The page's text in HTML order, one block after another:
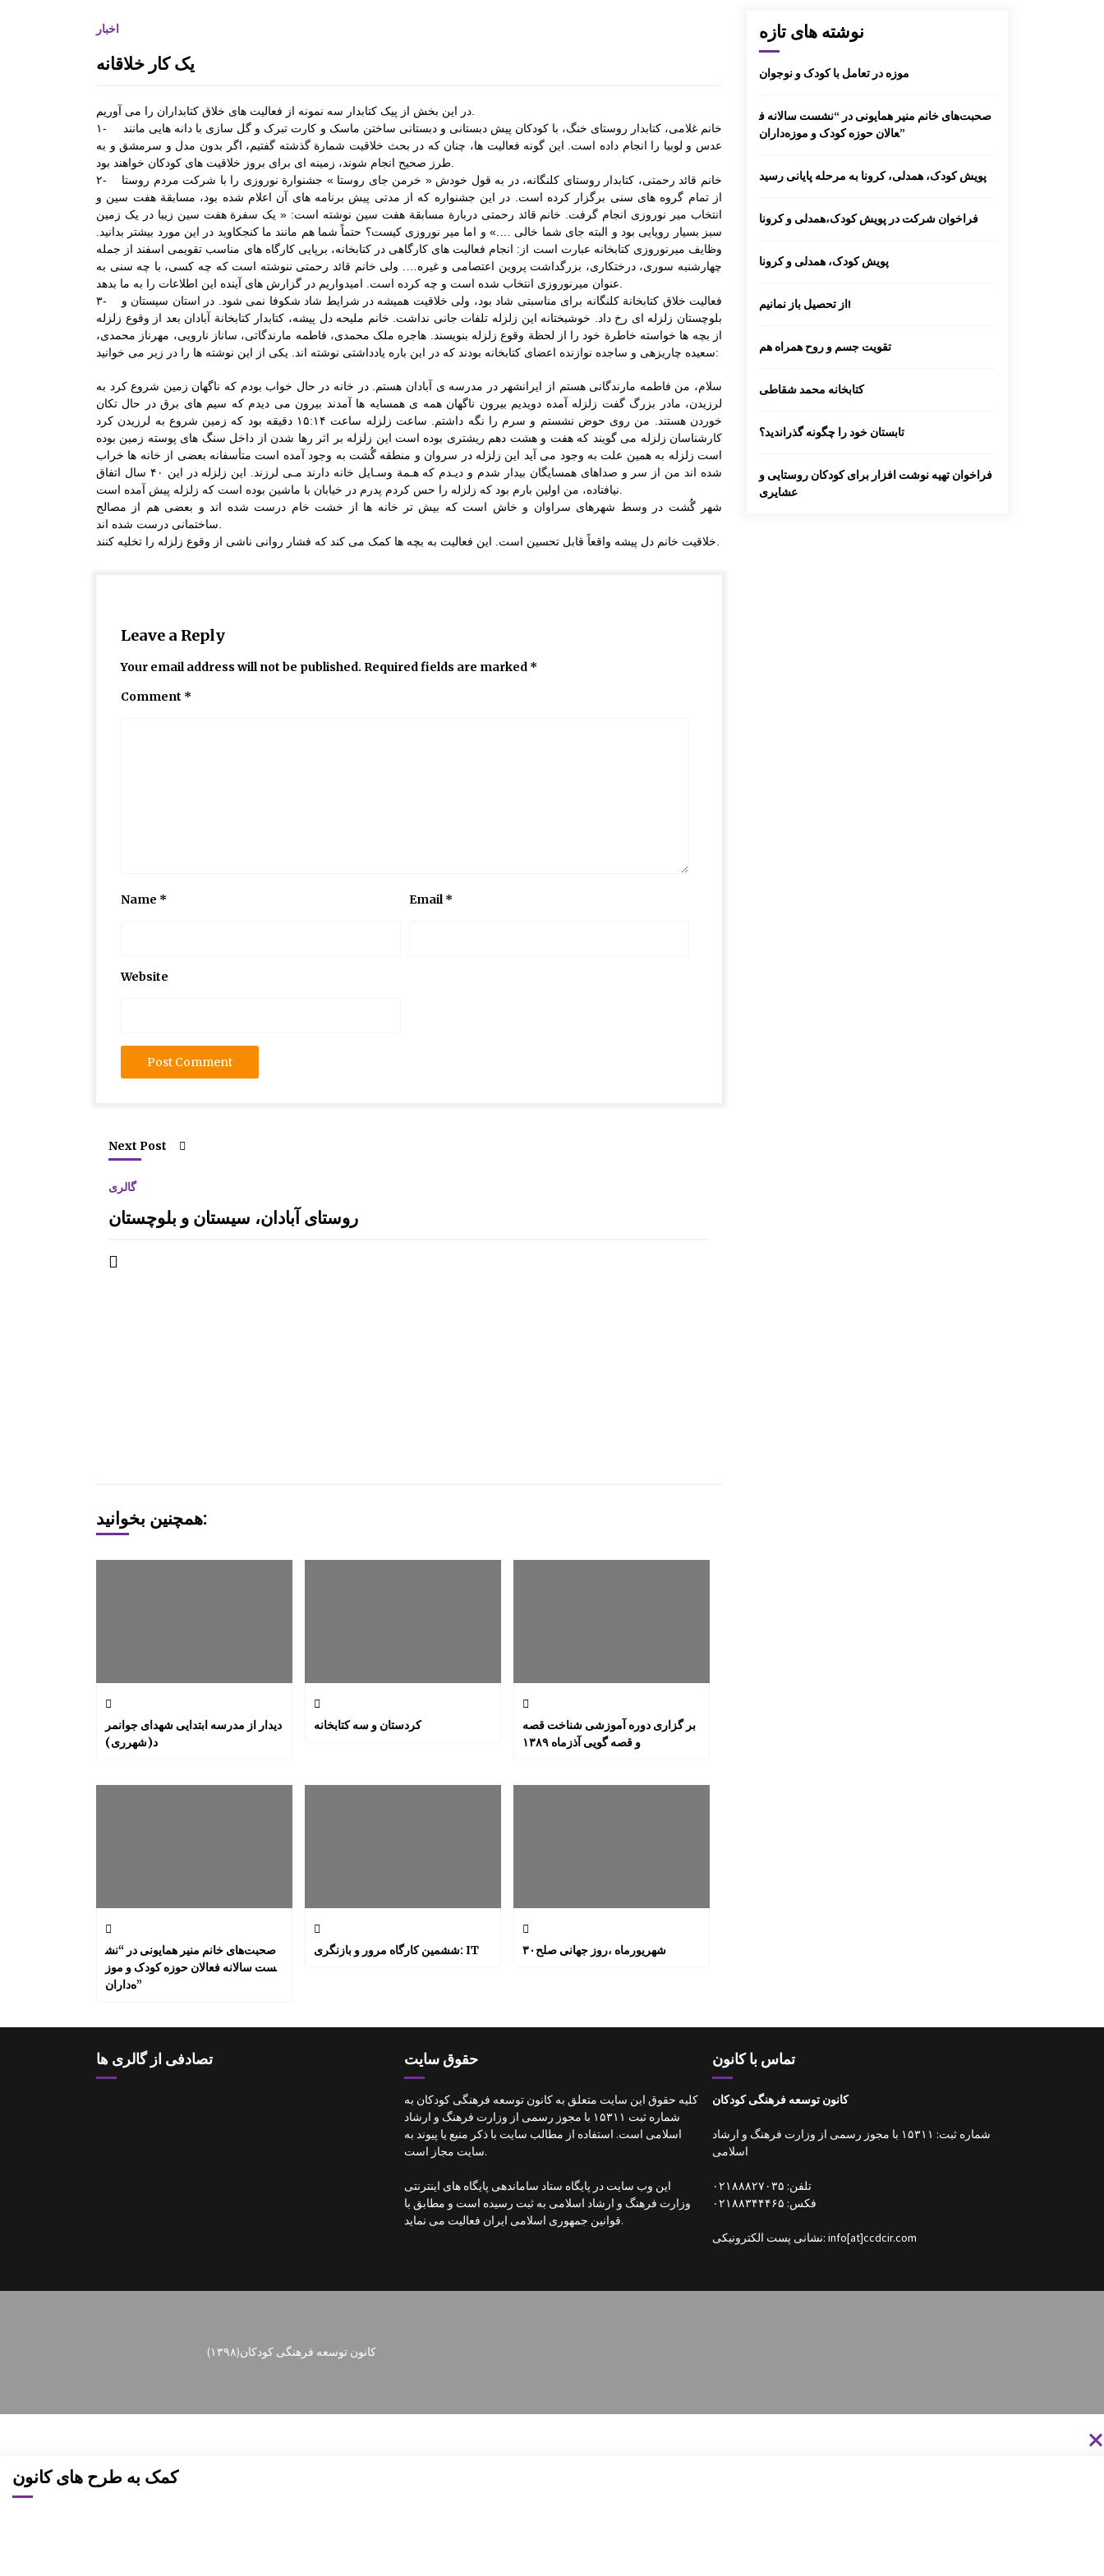
چهاردهمین کتابخانۀ روستایی کانون توس
عه راه افتاد
علی اکبر امیر خوئی برگزیده مسابقات
علمی کاربردی از مراکز آموزشی خراس
ان جنوبی مسابقات کشوری
گزارش سفر لرستان
برگزاری کارگاه ترویج خواندن
گزارش برگزاری کارگاه های کانون توس
عه فرهنگی کودکان
– فرهنگی در روستا
بر گزاری دوره آموزشی شناخت قصه و
قصه گویی آذزماه ۱۳۸۹
نمایشگاه نقاشی روی سفال به نفع کانو
ن
انتخاب عضو کتابخانه کلنگانه بعنوان کتاب
دار نمونه
اخبار
یک کار خلاقانه
۱- خانم غلامی، کتابدار روستای خنگ، با کودکان پیش دبستانی و دبستانی ساختن ماسک و کارت تبرک و گل سازی با دانه هایی مانند
عدس و لوبیا را انجام داده است. این گونه فعالیت ها، چنان که در بحث خلاقیت شمارة گذشته گفتیم، اگر بدون مدل و سرمشق و به
۲- خانم قائد رحمتی، کتابدار روستای کلنگانه، در به قول خودش « خرمن جای روستا » جشنوارة نوروزی را با شرکت مردم روستا
از تمام گروه های سنی برگزار کرده است. در این جشنواره که از مدتی پیش برنامه های آن اعلام شده بود، مسابقة هفت سین و
انتخاب میر نوروزی انجام گرفت. خانم قائد رحمتی دربارة مسابقة هفت سین نوشته است: « یک سفرة هفت سین زیبا در یک زمین
سبز بسیار رویایی بود و البته جای شما خالی ….» و اما میر نوروزی کیست؟ حتماً شما هم مانند ما کنجکاوید در این مورد بیشتر بدانید.
وظایف میرنوروزی کتابخانه عبارت است از: انجام فعالیت های کارگاهی در کتابخانه، برپایی کارگاه های مناسب تقویمی اسفند از جمله
چهارشنبه سوری، درختکاری، بزرگداشت پروین اعتصامی و غیره…. ولی خانم قائد رحمتی ننوشته است که چه کسی، با چه سنی به
۳- فعالیت خلاق کتابخانة کلنگانه برای مناسبتی شاد بود، ولی خلاقیت همیشه در شرایط شاد شکوفا نمی شود. در استان سیستان و
بلوچستان زلزله ای رخ داد. خوشبختانه این زلزله تلفات جانی نداشت. خانم ملیحه دل پیشه، کتابدار کتابخانة آبادان بعد از وقوع زلزله
از بچه ها خواسته خاطرة خود را از لحظة وقوع زلزله بنویسند. هاجره ملک محمدی، فاطمه مارندگاتی، ساناز نارویی، مهرناز محمدی،
سعیده چاریزهی و ساجده نوازنده اعضای کتابخانه بودند که در این باره یادداشتی نوشته اند. یکی از این نوشته ها را در زیر می خوانید:
سلام، من فاطمه مارندگانی هستم از ایرانشهر در مدرسه ی آبادان هستم. در خانه در حال خواب بودم که ناگهان زمین شروع کرد به
لرزیدن، مادر بزرگ گفت زلزله آمده دویدیم بیرون ناگهان همه ی همسایه ها آمدند بیرون می دیدم که سیم های برق در حال تکان
خوردن هستند. من روی حوض نشستم و سرم را نگه داشتم. ساعت زلزله ساعت ۱۵:۱۴ دقیقه بود که زمین شروع به لرزیدن کرد
کارشناسان زلزله می گویند که هفت و هشت دهم ریشتری بوده است این زلزله بر اثر رها شدن از داخل سنگ های پوسته زمین بوده
است زلزله به همین علت به وجود می آید این زلزله در سروان و منطقه گُشت به وجود آمده است متأسفانه بعضی از خانه ها خراب
شده اند من از سر و صداهای همسایگان بیدار شدم و دیـدم که هـمة وسـایل خانه دارند مـی لرزند. این زلزله در این ۴۰ سال اتفاق
شهر گُشت در وسط شهرهای سراوان و خاش است که بیش تر خانه ها از خشت خام درست شده اند و بعضی هم از مصالح
Leave a Reply
Your email address will not be published. Required fields are marked *
Comment *
Name * Email*
Website
Next Post
گالری
روستای آبادان، سیستان و بلوچستان
همچنین بخوانید:
دیدار از مدرسه ابتدایی شهدای جوانمر
د(شهرری)
کردستان و سه کتابخانه
بر گزاری دوره آموزشی شناخت قصه
و قصه گویی آذزماه ۱۳۸۹
صحبت‌های خانم منیر همایونی در “نش
ست سالانه فعالان حوزه کودک و موز
ه‌داران”
ششمین کارگاه مرور و بازنگری: IT ۳۰شهریورماه ،روز جهانی صلح
نوشته های تازه
موزه در تعامل با کودک و نوجوان
صحبت‌های خانم منیر همایونی در “نشست سالانه ف
عالان حوزه کودک و موزه‌داران”
پویش کودک، همدلی، کرونا به مرحله پایانی رسید
فراخوان شرکت در پویش کودک،همدلی و کرونا
پویش کودک، همدلی و کرونا
از تحصیل باز نمانیم!
تقویت جسم و روح همراه هم
کتابخانه محمد شقاطی
تابستان خود را چگونه گذراندید؟
فراخوان تهیه نوشت افزار برای کودکان روستایی و
عشایری
تصادفی از گالری ها حقوق سایت
کلیه حقوق این سایت متعلق به کانون توسعه فرهنگی کودکان به
شماره ثبت ۱۵۳۱۱ با مجوز رسمی از وزارت فرهنگ و ارشاد
اسلامی است. استفاده از مطالب سایت با ذکر منبع یا پیوند به
سایت مجاز است.
این وب سایت در پایگاه ستاد ساماندهی پایگاه های اینترنتی
وزارت فرهنگ و ارشاد اسلامی به ثبت رسیده است و مطابق با
قوانین جمهوری اسلامی ایران فعالیت می نماید.
تماس با کانون
کانون توسعه فرهنگی کودکان
شماره ثبت: ۱۵۳۱۱ با مجوز رسمی از وزارت فرهنگ و ارشاد
اسلامی
تلفن: ۰۲۱۸۸۸۲۷۰۳۵
فکس: ۰۲۱۸۸۳۴۴۴۶۵
نشانی پست الکترونیکی: info[at]ccdcir.com
کانون توسعه فرهنگی کودکان(۱۳۹۸)
کمک به طرح های کانون